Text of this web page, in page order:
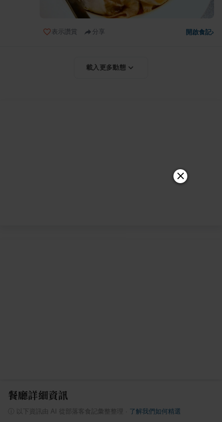
表示讚賞 分享 開啟食記›
載入更多動態
餐廳詳細資訊
ⓘ 以下資訊由 AI 從部落客食記彙整整理 了解我們如何精選